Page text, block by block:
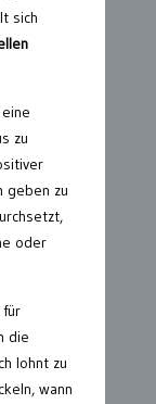
sich
zu
geben zu
oder
für
die
lohnt zu
wann